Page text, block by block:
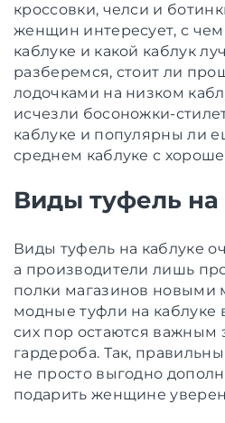
кроссовки, челси и
женщин интересует, с чем
каблуке и какой каблук
разберемся, стоит ли
лодочками на низком
исчезли босоножки-
каблуке и популярны ли
среднем каблуке с
Виды туфель на
Виды туфель на каблуке
а производители лишь
полки магазинов новыми
модные туфли на каблуке
сих пор остаются важным
гардероба. Так,
не просто выгодно
подарить женщине